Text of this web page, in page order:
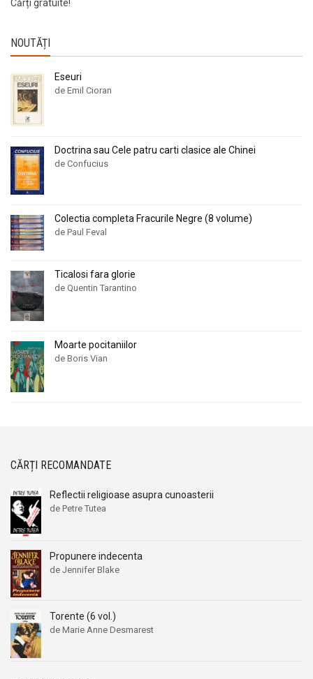
Cărți gratuite!
NOUTĂȚI
Eseuri
de Emil Cioran
Doctrina sau Cele patru carti clasice ale Chinei
de Confucius
Colectia completa Fracurile Negre (8 volume)
de Paul Feval
Ticalosi fara glorie
de Quentin Tarantino
Moarte pocitaniilor
de Boris Vian
CĂRȚI RECOMANDATE
Reflectii religioase asupra cunoasterii
de Petre Tutea
Propunere indecenta
de Jennifer Blake
Torente (6 vol.)
de Marie Anne Desmarest